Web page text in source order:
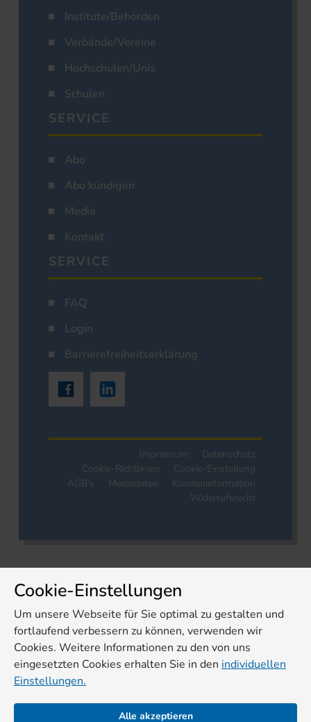
Institute/Behörden
Verbände/Vereine
Hochschulen/Unis
Schulen
SERVICE
Abo
Abo kündigen
Media
Kontakt
SERVICE
FAQ
Login
Barrierefreiheitserklärung
Impressum
Datenschutz
Cookie-Richtlinien
Cookie-Einstellung
AGB's
Mediadaten
Kundeninformation
Widerrufsrecht
Cookie-Einstellungen
Um unsere Webseite für Sie optimal zu gestalten und
fortlaufend verbessern zu können, verwenden wir
Cookies. Weitere Informationen zu den von uns
eingesetzten Cookies erhalten Sie in den individuellen
Einstellungen.
Alle akzeptieren